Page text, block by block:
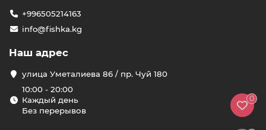
+996505214163
info@fishka.kg
Наш адрес
улица Уметалиева 86 / пр. Чуй 180
10:00 - 20:00
Каждый день
Без перерывов
0